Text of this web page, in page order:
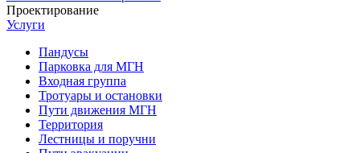
Проектирование
Услуги
Пандусы
Парковка для МГН
Входная группа
Тротуары и остановки
Пути движения МГН
Территория
Лестницы и поручни